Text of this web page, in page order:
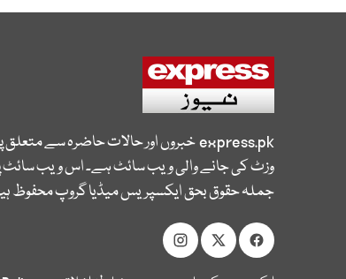
express.pkخبروں اور حالات حاضرہ سے
وزٹ کی جانے والی ویب سائٹ ہے۔ اس ویب سائٹ
جملہ حقوق بحق ایکسپریس میڈیا گروپ محفوظ